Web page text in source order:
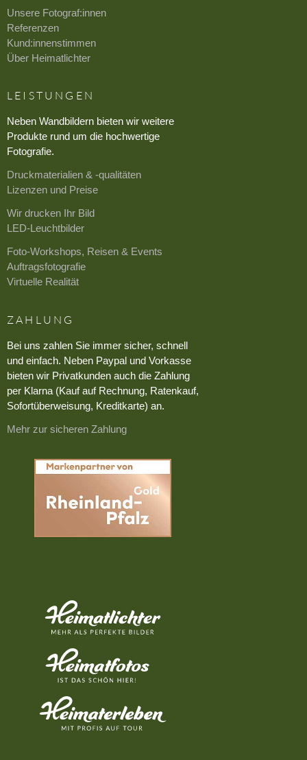
Unsere Fotograf:innen
Referenzen
Kund:innenstimmen
Über Heimatlichter
LEISTUNGEN
Neben Wandbildern bieten wir weitere
Produkte rund um die hochwertige
Fotografie.
Druckmaterialien & -qualitäten
Lizenzen und Preise
Wir drucken Ihr Bild
LED-Leuchtbilder
Foto-Workshops, Reisen & Events
Auftragsfotografie
Virtuelle Realität
ZAHLUNG
Bei uns zahlen Sie immer sicher, schnell
und einfach. Neben Paypal und Vorkasse
bieten wir Privatkunden auch die Zahlung
per Klarna (Kauf auf Rechnung, Ratenkauf,
Sofortüberweisung, Kreditkarte) an.
Mehr zur sicheren Zahlung